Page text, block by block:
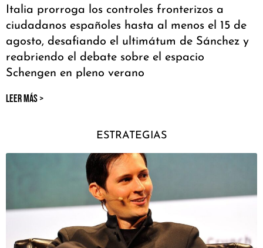
Italia prorroga los controles fronterizos a
ciudadanos españoles hasta al menos el 15 de
agosto, desafiando el ultimátum de Sánchez y
reabriendo el debate sobre el espacio
Schengen en pleno verano
LEER MÁS >
ESTRATEGIAS